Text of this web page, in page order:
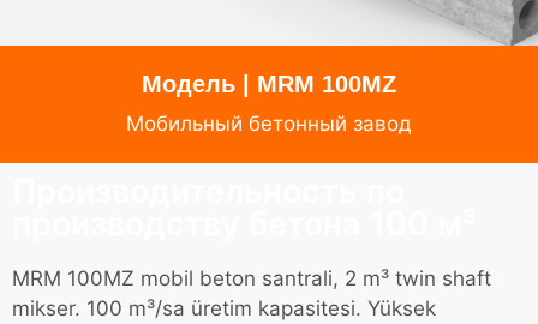
Модель | MRM 100MZ
Мобильный бетонный завод
MRM 100MZ mobil beton santrali, 2 m³ twin shaft
mikser. 100 m³/sa üretim kapasitesi. Yüksek